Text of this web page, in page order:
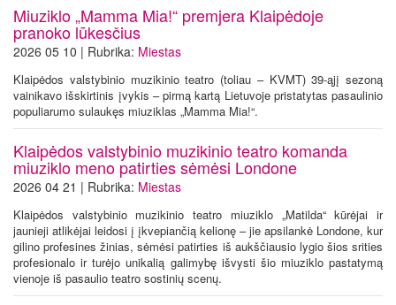
Miuziklo „Mamma Mia!“ premjera Klaipėdoje
pranoko lūkesčius
2026 05 10 | Rubrika: Miestas
Klaipėdos valstybinio muzikinio teatro (toliau – KVMT) 39-ąjį sezoną
vainikavo išskirtinis įvykis – pirmą kartą Lietuvoje pristatytas pasaulinio
populiarumo sulaukęs miuziklas „Mamma Mia!“.
Klaipėdos valstybinio muzikinio teatro komanda
miuziklo meno patirties sėmėsi Londone
2026 04 21 | Rubrika: Miestas
Klaipėdos valstybinio muzikinio teatro miuziklo „Matilda“ kūrėjai ir
jaunieji atlikėjai leidosi į įkvepiančią kelionę – jie apsilankė Londone, kur
gilino profesines žinias, sėmėsi patirties iš aukščiausio lygio šios srities
profesionalo ir turėjo unikalią galimybę išvysti šio miuziklo pastatymą
vienoje iš pasaulio teatro sostinių scenų.